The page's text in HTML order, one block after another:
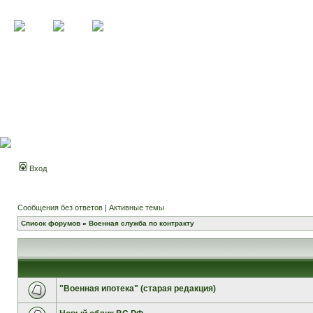
Вход
Сообщения без ответов | Активные темы
Список форумов » Военная служба по контракту
"Военная ипотека" (старая редакция)